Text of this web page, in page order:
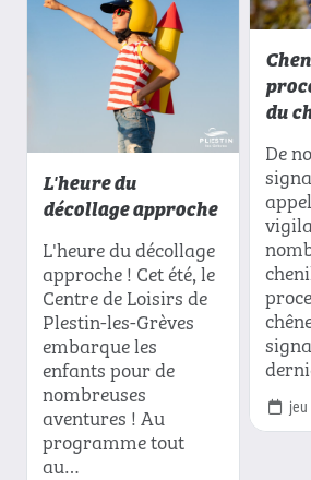
L'heure du
décollage approche
L'heure du décollage
approche ! Cet été, le
Centre de Loisirs de
Plestin-les-Grèves
embarque les
enfants pour de
nombreuses
aventures ! Au
programme tout
au…
du
De